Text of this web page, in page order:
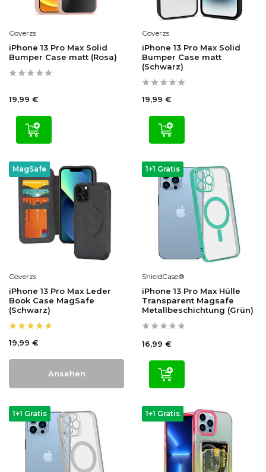
Coverzs
iPhone 13 Pro Max Solid
Bumper Case matt (Rosa)
19,99 €
Coverzs
iPhone 13 Pro Max Solid
Bumper Case matt
(Schwarz)
19,99 €
MagSafe
Coverzs
iPhone 13 Pro Max Leder
Book Case MagSafe
(Schwarz)
19,99 €
Ansehen
1+1 Gratis
ShieldCase®
iPhone 13 Pro Max Hülle
Transparent Magsafe
Metallbeschichtung (Grün)
16,99 €
1+1 Gratis 1+1 Gratis